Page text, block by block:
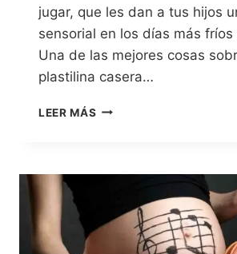
jugar, que les dan a tus hijos
sensorial en los días más
Una de las mejores cosas
plastilina casera…
LEER MÁS